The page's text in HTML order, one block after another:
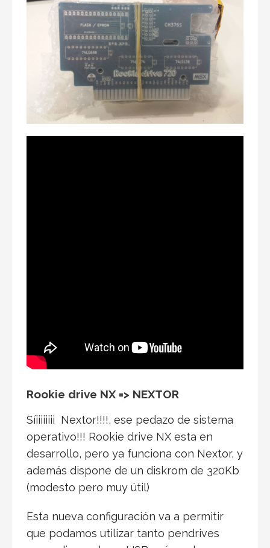
Rookie drive NX => NEXTOR
Síiiiiiiii Nextor!!!!, ese pedazo de sistema
operativo!!! Rookie drive NX esta en
desarrollo, pero ya funciona con Nextor, y
además dispone de un diskrom de 320Kb
(modesto pero muy útil)
Esta nueva configuración va a permitir
que podamos utilizar tanto pendrives